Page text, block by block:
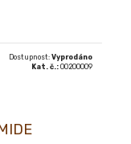
Dostupnost:Vyprodáno
Kat. č.: 00200009